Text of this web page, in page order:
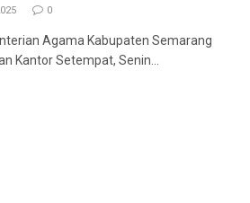
0
Agama Kabupaten Semarang
Kantor Setempat, Senin…